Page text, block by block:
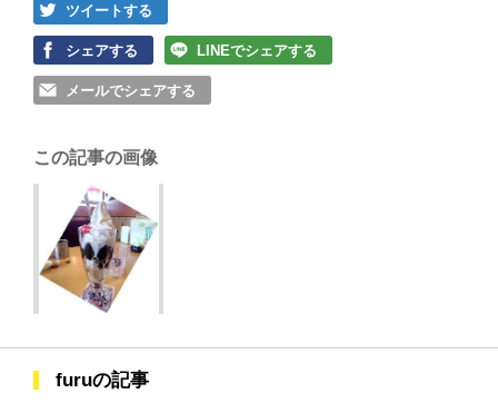
ツイートする
シェアする LINEでシェアする
メールでシェアする
この記事の画像
furuの記事